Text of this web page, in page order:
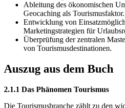
Ableitung des ökonomischen
Geocaching als Tourismusfaktor.
Entwicklung von
Marketingstrategien für
Überprüfung der zentralen
von Tourismusdestinationen.
Auszug aus dem Buch
2.1.1 Das Phänomen Tourismus
Die Tourismusbranche zählt zu den